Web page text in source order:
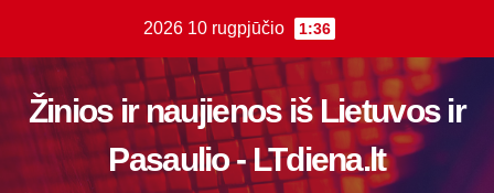
content
2026 10 rugpjūčio 1:36
Žinios ir naujienos iš Lietuvos ir
Pasaulio - LTdiena.lt